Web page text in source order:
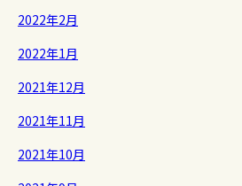
2022年2月
2022年1月
2021年12月
2021年11月
2021年10月